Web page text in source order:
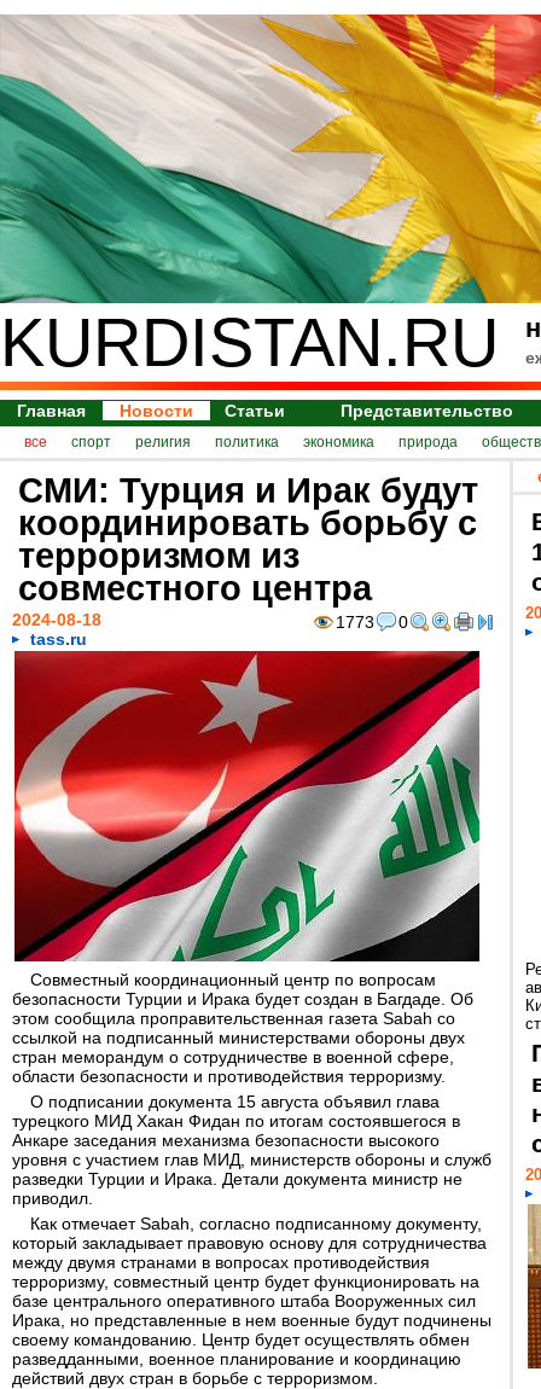
KURDISTAN.RU
Главная Новости Статьи Представительство
все спорт религия политика экономика природа
СМИ: Турция и Ирак будут
координировать борьбу с
терроризмом из
совместного центра
1773 0
2024-08-18
tass.ru
Совместный координационный центр по вопросам
безопасности Турции и Ирака будет создан в Багдаде. Об
этом сообщила проправительственная газета Sabah со
ссылкой на подписанный министерствами обороны двух
стран меморандум о сотрудничестве в военной сфере,
области безопасности и противодействия терроризму.
О подписании документа 15 августа объявил глава
турецкого МИД Хакан Фидан по итогам состоявшегося в
Анкаре заседания механизма безопасности высокого
уровня с участием глав МИД, министерств обороны и служб
разведки Турции и Ирака. Детали документа министр не
приводил.
Как отмечает Sabah, согласно подписанному документу,
который закладывает правовую основу для сотрудничества
между двумя странами в вопросах противодействия
терроризму, совместный центр будет функционировать на
базе центрального оперативного штаба Вооруженных сил
Ирака, но представленные в нем военные будут подчинены
своему командованию. Центр будет осуществлять обмен
разведданными, военное планирование и координацию
действий двух стран в борьбе с терроризмом.